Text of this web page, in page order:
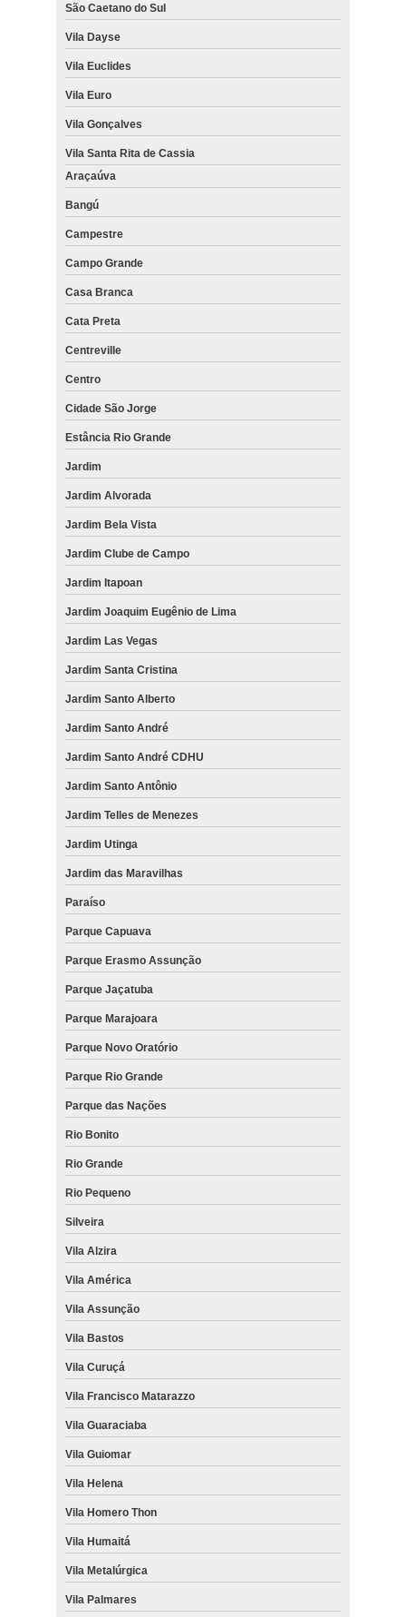
São Caetano do Sul
Vila Dayse
Vila Euclides
Vila Euro
Vila Gonçalves
Vila Santa Rita de Cassia
Araçaúva
Bangú
Campestre
Campo Grande
Casa Branca
Cata Preta
Centreville
Centro
Cidade São Jorge
Estância Rio Grande
Jardim
Jardim Alvorada
Jardim Bela Vista
Jardim Clube de Campo
Jardim Itapoan
Jardim Joaquim Eugênio de Lima
Jardim Las Vegas
Jardim Santa Cristina
Jardim Santo Alberto
Jardim Santo André
Jardim Santo André CDHU
Jardim Santo Antônio
Jardim Telles de Menezes
Jardim Utinga
Jardim das Maravilhas
Paraíso
Parque Capuava
Parque Erasmo Assunção
Parque Jaçatuba
Parque Marajoara
Parque Novo Oratório
Parque Rio Grande
Parque das Nações
Rio Bonito
Rio Grande
Rio Pequeno
Silveira
Vila Alzira
Vila América
Vila Assunção
Vila Bastos
Vila Curuçá
Vila Francisco Matarazzo
Vila Guaraciaba
Vila Guiomar
Vila Helena
Vila Homero Thon
Vila Humaitá
Vila Metalúrgica
Vila Palmares